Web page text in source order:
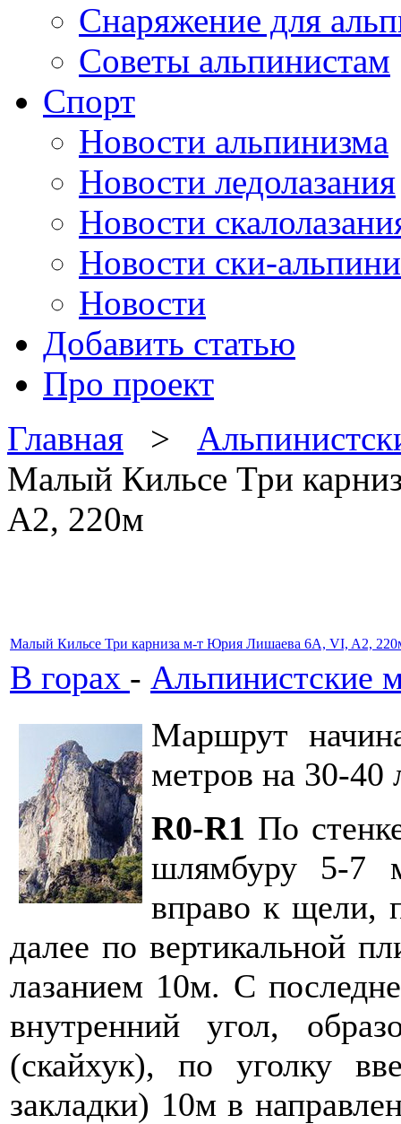
Снаряжение для
Советы альпинистам
Спорт
Новости альпинизма
Новости ледолазания
Новости
Новости ски-
Новости
Добавить статью
Про проект
Главная >
Малый Кильсе Три
A2, 220м
Малый Кильсе Три карниза м-т Юрия Лишаева 6А, VI, A2,
В горах - Альпинистские
Маршрут
метров на 30-40
R0-R1 По
шлямбуру 5-7
вправо к щели,
далее по вертикальной
лазанием 10м. С
внутренний угол,
(скайхук), по уголку
закладки) 10м в